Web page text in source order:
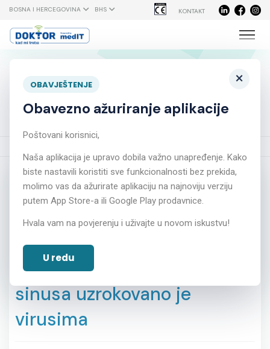
BOSNA I HERCEGOVINA BHS KONTAKT
×
OBAVJEŠTENJE
Obavezno ažuriranje aplikacije
Poštovani korisnici,
Naša aplikacija je upravo dobila važno unapređenje. Kako
biste nastavili koristiti sve funkcionalnosti bez prekida,
molimo vas da ažurirate aplikaciju na najnoviju verziju
putem App Store-a ili Google Play prodavnice.
Hvala vam na povjerenju i uživajte u novom iskustvu!
U redu
Oko 80% akutnih infekcija
sinusa uzrokovano je virusima
Oko 80% akutnih infekcija
sinusa uzrokovano je
virusima